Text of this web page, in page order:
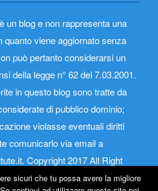
un blog e non rappresenta una
quanto viene aggiornato senza
può pertanto considerarsi un
della legge n° 62 del 7.03.2001.
in questo blog sono tratte da
di pubblico dominio;
violasse eventuali diritti
comunicarlo via email a
Copyright 2017 All Right
- Biotrading Srl.
sicuri che tu possa avere la migliore